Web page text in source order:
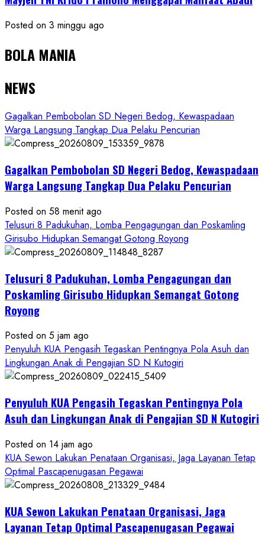
Posted on 3 minggu ago
BOLA MANIA
NEWS
Gagalkan Pembobolan SD Negeri Bedog, Kewaspadaan
Warga Langsung Tangkap Dua Pelaku Pencurian
Gagalkan Pembobolan SD Negeri Bedog, Kewaspadaan
Warga Langsung Tangkap Dua Pelaku Pencurian
Posted on 58 menit ago
Telusuri 8 Padukuhan, Lomba Pengagungan dan Poskamling
Girisubo Hidupkan Semangat Gotong Royong
Telusuri 8 Padukuhan, Lomba Pengagungan dan
Poskamling Girisubo Hidupkan Semangat Gotong
Royong
Posted on 5 jam ago
Penyuluh KUA Pengasih Tegaskan Pentingnya Pola Asuh dan
Lingkungan Anak di Pengajian SD N Kutogiri
Penyuluh KUA Pengasih Tegaskan Pentingnya Pola
Asuh dan Lingkungan Anak di Pengajian SD N Kutogiri
Posted on 14 jam ago
KUA Sewon Lakukan Penataan Organisasi, Jaga Layanan Tetap
Optimal Pascapenugasan Pegawai
KUA Sewon Lakukan Penataan Organisasi, Jaga
Layanan Tetap Optimal Pascapenugasan Pegawai